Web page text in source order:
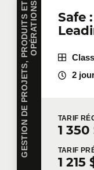
G
E
S
T
I
O
N
D
E
P
R
O
J
E
T
S
,
P
R
O
D
U
I
T
S
E
T
O
P
É
R
A
T
I
O
NS
Safe
2
TARIF
1 350
TARIF
1 215